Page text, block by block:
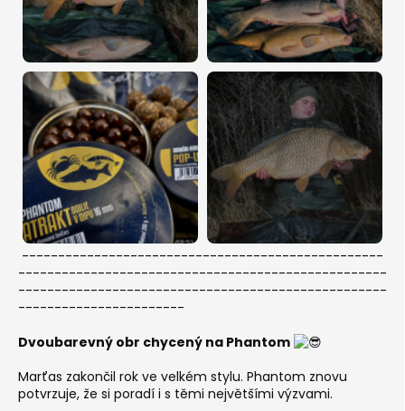
--------------------------------------------------
---------------------------------------------------
---------------------------------------------------
-----------------------
Dvoubarevný obr chycený na Phantom
Marťas zakončil rok ve velkém stylu. Phantom znovu
potvrzuje, že si poradí i s těmi největšími výzvami.